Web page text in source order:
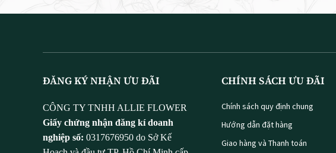
ĐĂNG KÝ NHẬN ƯU ĐÃI
CÔNG TY TNHH ALLIE FLOWER
Giấy chứng nhận đăng kí doanh
nghiệp số: 0317676950 do Sở Kế
CHÍNH SÁCH ƯU ĐÃI
Chính sách quy định chung
Hướng dẫn đặt hàng
Giao hàng và Thanh toán